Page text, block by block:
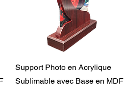
Aperçu rapide
Support Photo en Acrylique
Sublimable avec Base en MDF